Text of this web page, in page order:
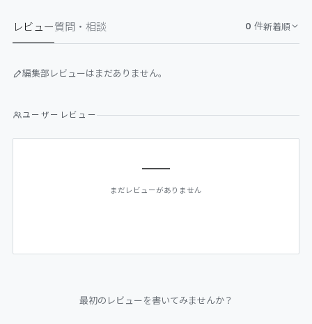
レビュー質問・相談 0 件新着順
編集部レビューはまだありません。
ユーザーレビュー
—
まだレビューがありません
最初のレビューを書いてみませんか？